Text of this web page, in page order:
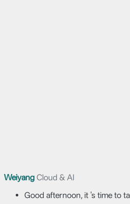
Weiyang Cloud & AI
Good afternoon, it 's time to